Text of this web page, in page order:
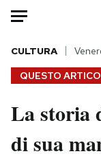
HOME
Italia
Politica
QUESTO
CULTURA
La storia
di sua